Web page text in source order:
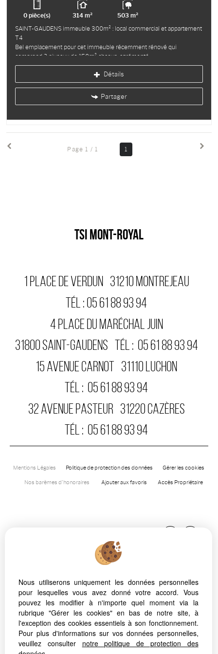
0 pièce(s) 314 m²
503 m²
SAINT-GAUDENS immeuble 300m² : local commercial et appartement
T4
Bel emplacement pour cet immeuble récemment rénové qui
comprend 2 niveaux de 150m² chacun, agrémenté...
Détails
Partager
Page 1 / 1 1
TSI MONT-ROYAL
1 PLACE DE VERDUN 31210 MONTREJEAU
TÉL :05 61 88 93 94
4 PLACE DU MARÉCHAL JUIN
31800SAINT-GAUDENS TÉL : 05 61 88 93 94
15 AVENUE CARNOT 31110 LUCHON
TÉL : 05 61 88 93 94
32 AVENUE PASTEUR 31220CAZÈRES
TÉL : 05 61 88 93 94
Mentions Légales Politique de protection des données Gérer les cookies
Nos barèmes d'honoraires Ajouter aux favoris Accès Propriétaire
Afin de vous offrir un confort de lecture permanent, depuis
votre PC, votre tablette ou votre smartphone, notre site
s’adapte automatiquement aux différents types d'écrans
Nous utiliserons uniquement les données personnelles
pour lesquelles vous avez donné votre accord. Vous
pouvez les modifier à n'importe quel moment via la
rubrique "Gérer les cookies" en bas de notre site, à
l'exception des cookies essentiels à son fonctionnement.
Pour plus d'informations sur vos données personnelles,
veuillez consulter notre politique de protection des